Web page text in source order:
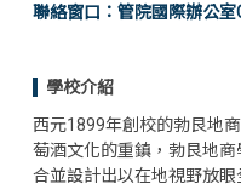
聯絡窗口：管院國際辦公室
學校介紹
西元1899年創校的勃艮地
萄酒文化的重鎮，勃艮地
合並設計出以在地視野放眼